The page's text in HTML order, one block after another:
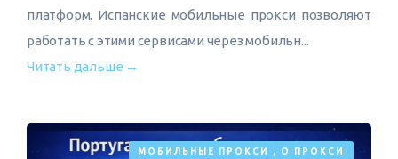
платформ. Испанские мобильные прокси позволяют
работать с этими сервисами через мобильн...
Читать дальше →
МОБИЛЬНЫЕ ПРОКСИ , О ПРОКСИ